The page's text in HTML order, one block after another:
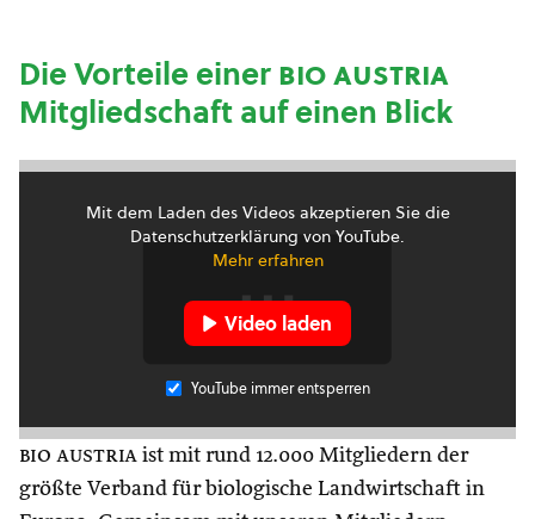
Die Vorteile einerbio austria
Mitgliedschaft auf einen Blick
Mit dem Laden des Videos akzeptieren Sie die
Datenschutzerklärung von YouTube.
Mehr erfahren
Video laden
YouTube immer entsperren
bio austria ist mit rund 12.000 Mitgliedern der
größte Verband für biologische Landwirtschaft in